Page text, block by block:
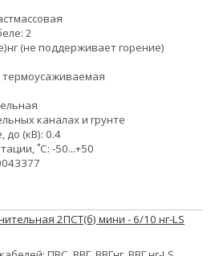
2
нг (не поддерживает горение)
термоусаживаемая
каналах и грунте
до (кВ): 0.4
˚С: -50...+50
2ПСТ(б) мини - 6/10 нг-LS